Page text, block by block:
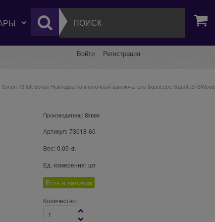
Войти Регистрация
Simon 73 loft Белая Накладка на кнопочный выключатель &quot;свет&quot;,S73Wood
Производитель: Simon
Артикул: 73018-60
Вес: 0.05 кг.
Ед. измерения: шт
Есть в наличии
Количество: